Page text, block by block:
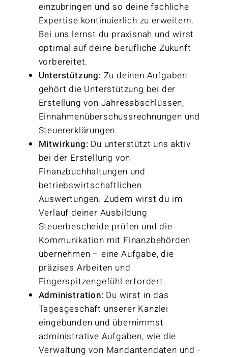
einzubringen und so deine fachliche
Expertise kontinuierlich zu erweitern.
Bei uns lernst du praxisnah und wirst
optimal auf deine berufliche Zukunft
vorbereitet.
Unterstützung: Zu deinen Aufgaben
gehört die Unterstützung bei der
Erstellung von Jahresabschlüssen,
Einnahmenüberschussrechnungen und
Steuererklärungen.
Mitwirkung: Du unterstützt uns aktiv
bei der Erstellung von
Finanzbuchhaltungen und
betriebswirtschaftlichen
Auswertungen. Zudem wirst du im
Verlauf deiner Ausbildung
Steuerbescheide prüfen und die
Kommunikation mit Finanzbehörden
übernehmen – eine Aufgabe, die
präzises Arbeiten und
Fingerspitzengefühl erfordert.
Administration: Du wirst in das
Tagesgeschäft unserer Kanzlei
eingebunden und übernimmst
administrative Aufgaben, wie die
Verwaltung von Mandantendaten und -